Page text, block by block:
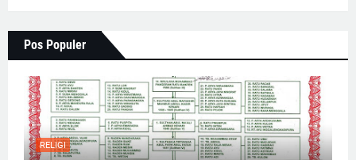
Pos Populer
RELIGI